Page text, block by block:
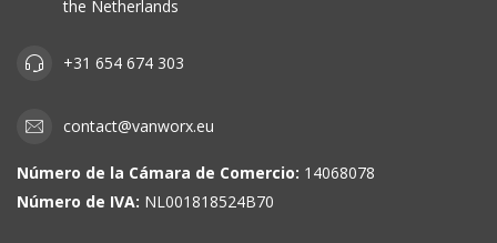
the Netherlands
+31 654 674 303
contact@vanworx.eu
Número de la Cámara de Comercio: 14068078
Número de IVA: NL001818524B70